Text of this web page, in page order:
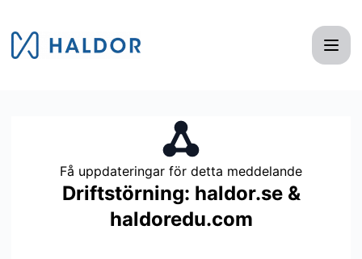
Få uppdateringar för detta meddelande
Driftstörning: haldor.se &
haldoredu.com